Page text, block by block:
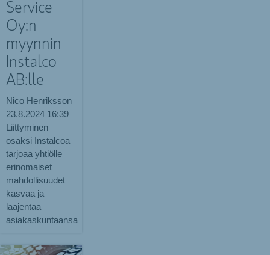
Service
Oy:n
myynnin
Instalco
AB:lle
Nico Henriksson
23.8.2024 16:39
Liittyminen
osaksi Instalcoa
tarjoaa yhtiölle
erinomaiset
mahdollisuudet
kasvaa ja
laajentaa
asiakaskuntaansa